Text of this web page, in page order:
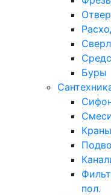
Буры
пол.